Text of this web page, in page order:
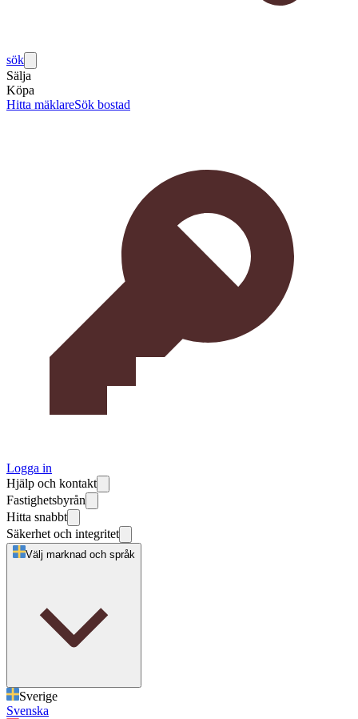
sök
Sälja
Köpa
Hitta mäklareSök bostad
Logga in
Hjälp och kontakt
Fastighetsbyrån
Hitta snabbt
Säkerhet och integritet
Välj marknad och språk
Sverige
Svenska